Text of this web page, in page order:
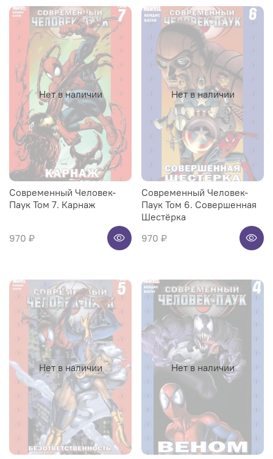
Нет в наличии
Современный Человек-
Паук Том 7. Карнаж
970 ₽
Нет в наличии
Современный Человек-
Паук Том 6. Совершенная
Шестёрка
970 ₽
Нет в наличии Нет в наличии